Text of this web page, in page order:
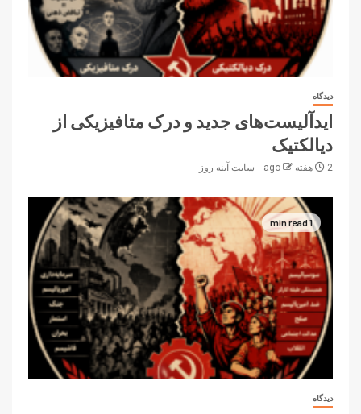
دیدگاه
ایدآلیست‌های جدید و درک متافیزیکی از
دیالکتیک
2 هفته ago سایت آینه‌ روز
1 min read
دیدگاه